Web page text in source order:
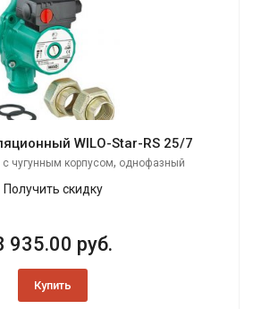
WILO-Star-RS 25/7
с чугунным корпусом, однофазный
Получить скидку
935.00 руб.
Купить